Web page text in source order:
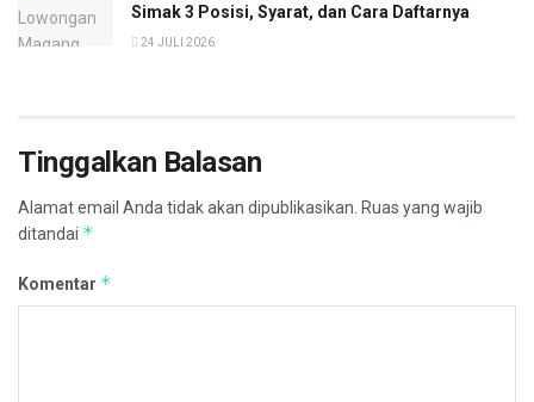
Simak 3 Posisi, Syarat, dan Cara Daftarnya
24 JULI 2026
Tinggalkan Balasan
Alamat email Anda tidak akan dipublikasikan. Ruas yang wajib
ditandai *
Komentar *